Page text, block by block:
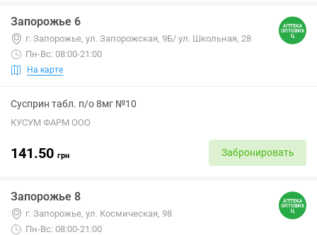
Запорожье 6
г. Запорожье, ул. Запорожская, 9Б/ ул. Школьная, 28
Пн-Вс: 08:00-21:00
На карте
Сусприн табл. п/о 8мг №10
КУСУМ ФАРМ ООО
141.50 грн Забронировать
Запорожье 8
г. Запорожье, ул. Космическая, 98
Пн-Вс: 08:00-21:00